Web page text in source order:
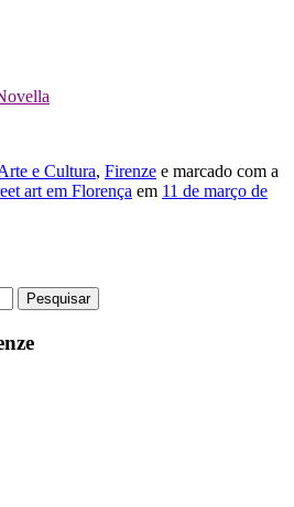
e Cultura, Firenze e marcado com a
art em Florença em 11 de março de